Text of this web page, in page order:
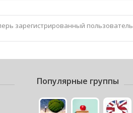
зарегистрированный пользователь
Популярные группы